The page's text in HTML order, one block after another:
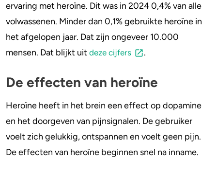
ervaring met heroïne. Dit was in 2024 0,4% van alle
volwassenen. Minder dan 0,1% gebruikte heroïne in
het afgelopen jaar. Dat zijn ongeveer 10.000
mensen. Dat blijkt uit deze cijfers .
De effecten van heroïne
Heroïne heeft in het brein een effect op dopamine
en het doorgeven van pijnsignalen. De gebruiker
voelt zich gelukkig, ontspannen en voelt geen pijn.
De effecten van heroïne beginnen snel na inname.